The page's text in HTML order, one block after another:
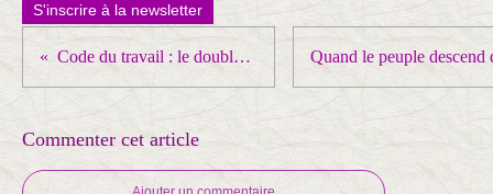
S'inscrire à la newsletter
Code du travail : le double langage
Commenter cet article